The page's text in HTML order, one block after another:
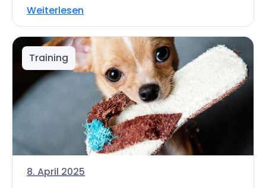
Weiterlesen
Training
8. April 2025